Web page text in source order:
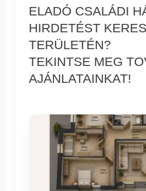
ELADÓ CSALÁDI
HIRDETÉST
TERÜLETÉN?
TEKINTSE MEG
AJÁNLATAINKAT!